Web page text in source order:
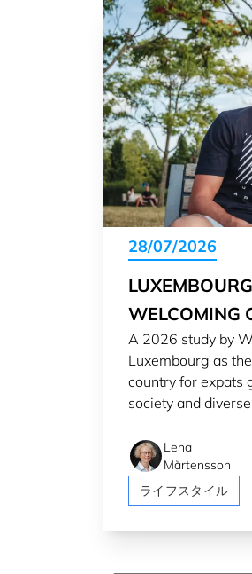
28/07/2026
WELCOMING
EXPATS IN
A 2026 study by
Luxembourg as
country for expats
society and
Lena
Mårtensson
ライフスタイル